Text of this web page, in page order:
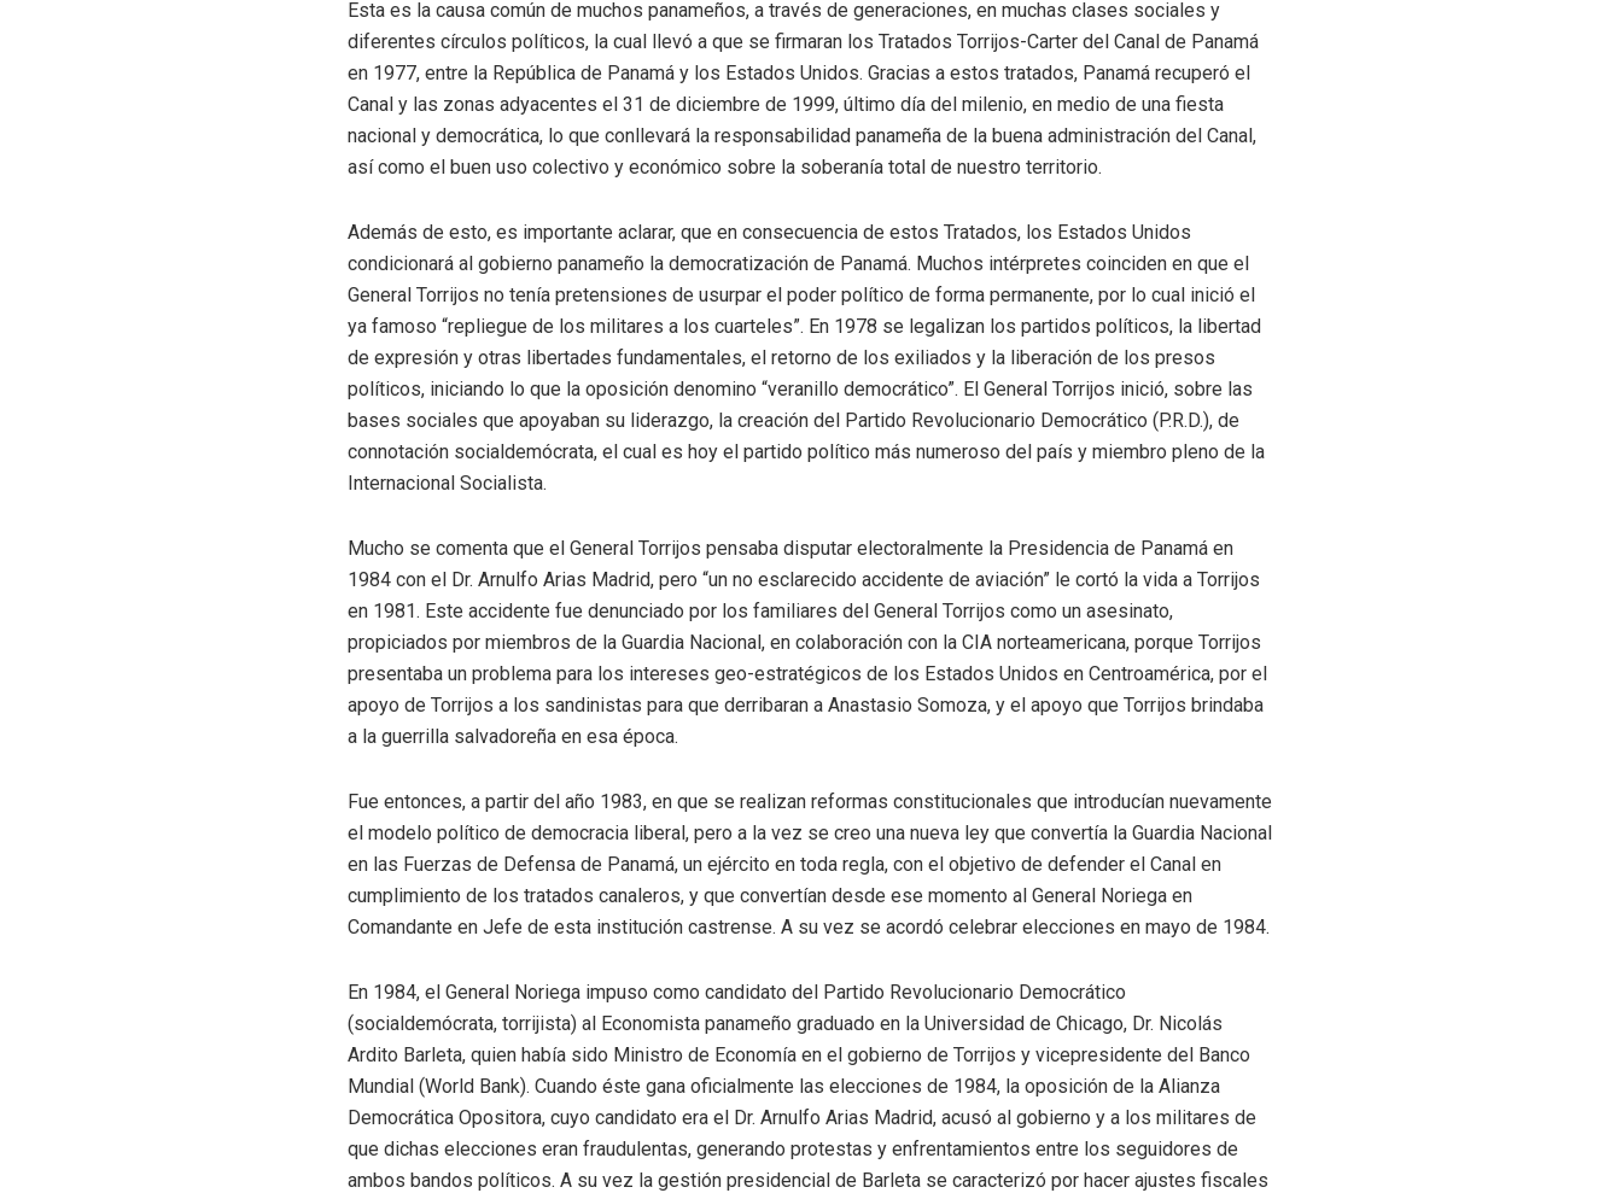
Esta es la causa común de muchos panameños, a través de generaciones, en muchas clases sociales y
diferentes círculos políticos, la cual llevó a que se firmaran los Tratados Torrijos-Carter del Canal de Panamá
en 1977, entre la República de Panamá y los Estados Unidos. Gracias a estos tratados, Panamá recuperó el
Canal y las zonas adyacentes el 31 de diciembre de 1999, último día del milenio, en medio de una fiesta
nacional y democrática, lo que conllevará la responsabilidad panameña de la buena administración del Canal,
así como el buen uso colectivo y económico sobre la soberanía total de nuestro territorio.
Además de esto, es importante aclarar, que en consecuencia de estos Tratados, los Estados Unidos
condicionará al gobierno panameño la democratización de Panamá. Muchos intérpretes coinciden en que el
General Torrijos no tenía pretensiones de usurpar el poder político de forma permanente, por lo cual inició el
ya famoso “repliegue de los militares a los cuarteles”. En 1978 se legalizan los partidos políticos, la libertad
de expresión y otras libertades fundamentales, el retorno de los exiliados y la liberación de los presos
políticos, iniciando lo que la oposición denomino “veranillo democrático”. El General Torrijos inició, sobre las
bases sociales que apoyaban su liderazgo, la creación del Partido Revolucionario Democrático (P.R.D.), de
connotación socialdemócrata, el cual es hoy el partido político más numeroso del país y miembro pleno de la
Internacional Socialista.
Mucho se comenta que el General Torrijos pensaba disputar electoralmente la Presidencia de Panamá en
1984 con el Dr. Arnulfo Arias Madrid, pero “un no esclarecido accidente de aviación” le cortó la vida a Torrijos
en 1981. Este accidente fue denunciado por los familiares del General Torrijos como un asesinato,
propiciados por miembros de la Guardia Nacional, en colaboración con la CIA norteamericana, porque Torrijos
presentaba un problema para los intereses geo-estratégicos de los Estados Unidos en Centroamérica, por el
apoyo de Torrijos a los sandinistas para que derribaran a Anastasio Somoza, y el apoyo que Torrijos brindaba
a la guerrilla salvadoreña en esa época.
Fue entonces, a partir del año 1983, en que se realizan reformas constitucionales que introducían nuevamente
el modelo político de democracia liberal, pero a la vez se creo una nueva ley que convertía la Guardia Nacional
en las Fuerzas de Defensa de Panamá, un ejército en toda regla, con el objetivo de defender el Canal en
cumplimiento de los tratados canaleros, y que convertían desde ese momento al General Noriega en
Comandante en Jefe de esta institución castrense. A su vez se acordó celebrar elecciones en mayo de 1984.
En 1984, el General Noriega impuso como candidato del Partido Revolucionario Democrático
(socialdemócrata, torrijista) al Economista panameño graduado en la Universidad de Chicago, Dr. Nicolás
Ardito Barleta, quien había sido Ministro de Economía en el gobierno de Torrijos y vicepresidente del Banco
Mundial (World Bank). Cuando éste gana oficialmente las elecciones de 1984, la oposición de la Alianza
Democrática Opositora, cuyo candidato era el Dr. Arnulfo Arias Madrid, acusó al gobierno y a los militares de
que dichas elecciones eran fraudulentas, generando protestas y enfrentamientos entre los seguidores de
ambos bandos políticos. A su vez la gestión presidencial de Barleta se caracterizó por hacer ajustes fiscales